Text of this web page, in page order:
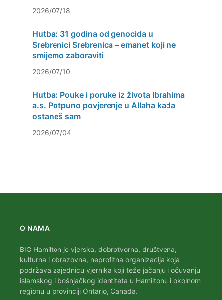
2026/07/18
Hutba: 31 godina od genocida u
Srebrenici Srebrenica – emanet koji ne
smijemo zaboraviti
2026/07/10
Hutba: Pouke i poruke iz života Ibrahima
a.s. Potpuno povjerenje u Allaha kada
ostaneš sam
2026/07/04
O NAMA
BIC Hamilton je vjerska, dobrotvorna, društvena,
kulturna i obrazovna, neprofitna organizacija koja
podržava zajednicu vjernika koji teže jačanju i očuvanju
islamskog i bošnjačkog identiteta u Hamiltonu i okolnom
regionu u provinciji Ontario, Canada.